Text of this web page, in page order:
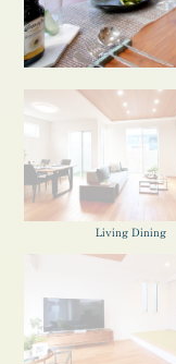
Living Dining